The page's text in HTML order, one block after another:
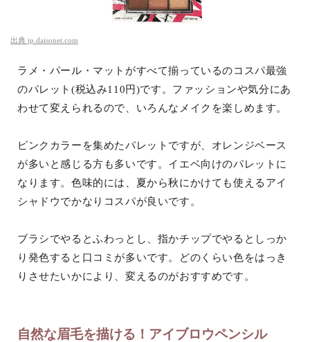
出典 jp.daisonet.com
ラメ・パール・マットがすべて揃っているのコスパ最強
のパレット(税込み110円)です。ファッションや気分にあ
わせて変えられるので、いろんなメイクを楽しめます。
ピンクカラーを集めたパレットですが、オレンジベース
が多いと感じる方も多いです。イエベ向けのパレットに
なります。色味的には、夏から秋にかけても使えるアイ
シャドウでかなりコスパが良いです。
ブラシでやるとふわっとし、指かチップでやるとしっか
り発色すると口コミが多いです。どのくらい色をはっき
りさせたいかにより、変えるのがおすすめです。
自然な眉毛を描ける！アイブロウペンシル